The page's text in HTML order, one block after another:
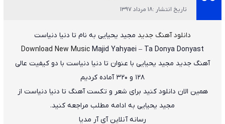
تاریخ انتشار :18 مرداد 1397
دانلود آهنگ جدید مجید یحیایی به نام تا دنیا دنیاست
Download New Music Majid Yahyaei – Ta Donya Donyast
آهنگ جدید مجید یحیایی با عنوان تا دنیا دنیاست با دو کیفیت عالی
۱۲۸ و ۳۲۰ آماده کردیم
همین الان دانلود کنید برای شعر و تکست آهنگ تا دنیا دنیاست از
مجید یحیایی به ادامه مطلب مراجعه کنید.
رسانه آنلاین آی آر مدیا